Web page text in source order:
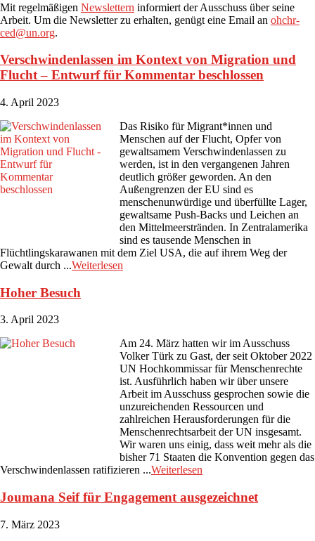
Mit regelmäßigen Newslettern informiert der Ausschuss über seine
Arbeit. Um die Newsletter zu erhalten, genügt eine Email an ohchr-
ced@un.org.
Verschwindenlassen im Kontext von Migration und
Flucht – Entwurf für Kommentar beschlossen
4. April 2023
Das Risiko für Migrant*innen und
Menschen auf der Flucht, Opfer von
gewaltsamem Verschwindenlassen zu
werden, ist in den vergangenen Jahren
deutlich größer geworden. An den
Außengrenzen der EU sind es
menschenunwürdige und überfüllte Lager,
gewaltsame Push-Backs und Leichen an
den Mittelmeerstränden. In Zentralamerika
sind es tausende Menschen in
Flüchtlingskarawanen mit dem Ziel USA, die auf ihrem Weg der
Gewalt durch ...Weiterlesen
Hoher Besuch
3. April 2023
Am 24. März hatten wir im Ausschuss
Volker Türk zu Gast, der seit Oktober 2022
UN Hochkommissar für Menschenrechte
ist. Ausführlich haben wir über unsere
Arbeit im Ausschuss gesprochen sowie die
unzureichenden Ressourcen und
zahlreichen Herausforderungen für die
Menschenrechtsarbeit der UN insgesamt.
Wir waren uns einig, dass weit mehr als die
bisher 71 Staaten die Konvention gegen das
Verschwindenlassen ratifizieren ...Weiterlesen
Joumana Seif für Engagement ausgezeichnet
7. März 2023